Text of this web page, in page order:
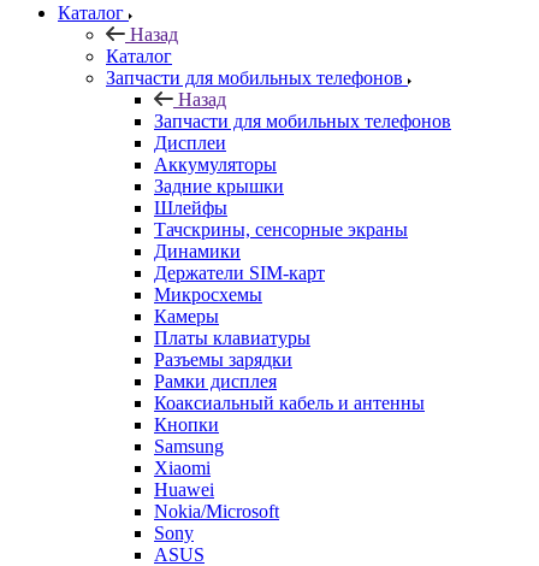
Каталог
Назад
Каталог
Запчасти для мобильных телефонов
Назад
Запчасти для мобильных телефонов
Дисплеи
Аккумуляторы
Задние крышки
Шлейфы
Тачскрины, сенсорные экраны
Динамики
Держатели SIM-карт
Микросхемы
Камеры
Платы клавиатуры
Разъемы зарядки
Рамки дисплея
Коаксиальный кабель и антенны
Кнопки
Samsung
Xiaomi
Huawei
Nokia/Microsoft
Sony
ASUS